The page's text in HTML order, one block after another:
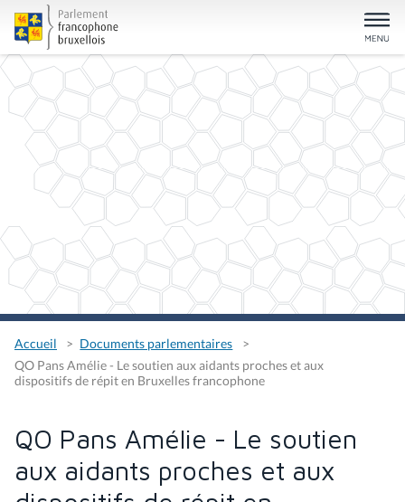
Accueil
Documents parlementaires
QO Pans Amélie - Le soutien aux aidants proches et aux
dispositifs de répit en Bruxelles francophone
QO Pans Amélie - Le soutien
aux aidants proches et aux